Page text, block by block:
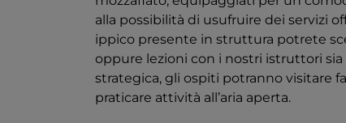
alla possibilità di usufruire dei servizi
ippico presente in struttura potrete
oppure lezioni con i nostri istruttori
strategica, gli ospiti potranno visitare
praticare attività all’aria aperta.